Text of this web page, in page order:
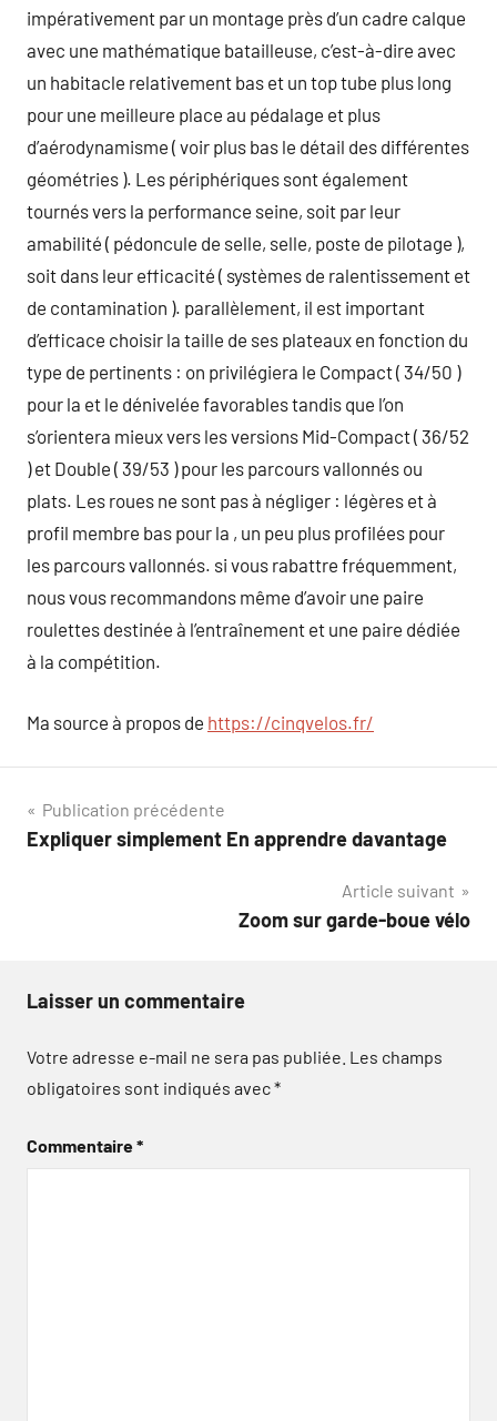
impérativement par un montage près d’un cadre calque
avec une mathématique batailleuse, c’est-à-dire avec
un habitacle relativement bas et un top tube plus long
pour une meilleure place au pédalage et plus
d’aérodynamisme ( voir plus bas le détail des différentes
géométries ). Les périphériques sont également
tournés vers la performance seine, soit par leur
amabilité ( pédoncule de selle, selle, poste de pilotage ),
soit dans leur efficacité ( systèmes de ralentissement et
de contamination ). parallèlement, il est important
d’efficace choisir la taille de ses plateaux en fonction du
type de pertinents : on privilégiera le Compact ( 34/50 )
pour la et le dénivelée favorables tandis que l’on
s’orientera mieux vers les versions Mid-Compact ( 36/52
) et Double ( 39/53 ) pour les parcours vallonnés ou
plats. Les roues ne sont pas à négliger : légères et à
profil membre bas pour la , un peu plus profilées pour
les parcours vallonnés. si vous rabattre fréquemment,
nous vous recommandons même d’avoir une paire
roulettes destinée à l’entraînement et une paire dédiée
à la compétition.
Ma source à propos de https://cinqvelos.fr/
Navigation
de
Publication précédente
Expliquer simplement En apprendre davantage
Article suivant
Zoom sur garde-boue vélo
Laisser un commentaire
Votre adresse e-mail ne sera pas publiée. Les champs
obligatoires sont indiqués avec*
Commentaire*